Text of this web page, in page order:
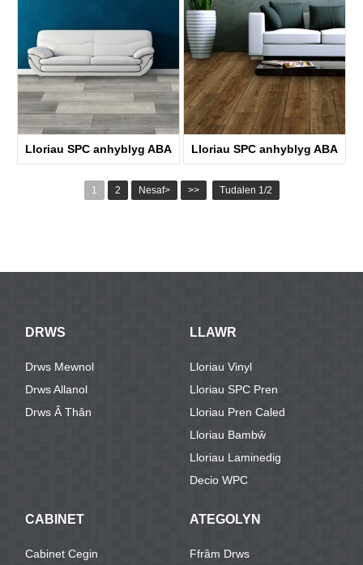
Lloriau SPC anhyblyg ABA Lloriau SPC anhyblyg ABA
1 2 Nesaf> >> Tudalen 1/2
DRWS
Drws Mewnol
Drws Allanol
Drws Â Thân
LLAWR
Lloriau Vinyl
Lloriau SPC Pren
Lloriau Pren Caled
Lloriau Bambŵ
Lloriau Laminedig
Decio WPC
CABINET
Cabinet Cegin
ATEGOLYN
Ffrâm Drws